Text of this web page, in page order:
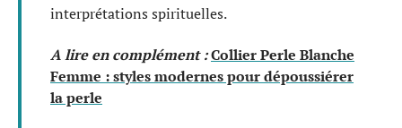
interprétations spirituelles.
A lire en complément :Collier Perle Blanche
Femme : styles modernes pour dépoussiérer
la perle